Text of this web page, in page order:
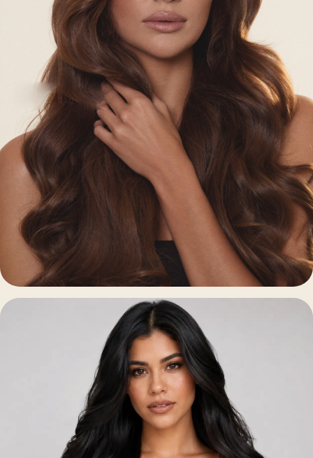
Extensiones de Pelo
Clip · Adhesivas · Queratina · Hilo